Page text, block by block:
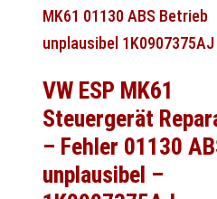
VW ESP MK61
Steuergerät
– Fehler 01130
unplausibel –